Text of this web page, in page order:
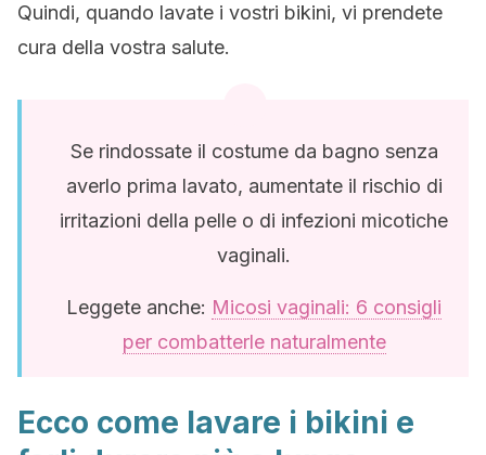
Quindi, quando lavate i vostri bikini, vi prendete
cura della vostra salute.
Se rindossate il costume da bagno senza
averlo prima lavato, aumentate il rischio di
irritazioni della pelle o di infezioni micotiche
vaginali.
Leggete anche: Micosi vaginali: 6 consigli
per combatterle naturalmente
Ecco come lavare i bikini e